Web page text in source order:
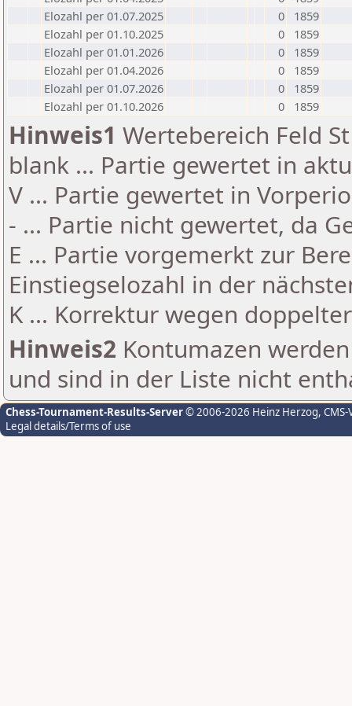
Elozahl per 01.07.2025
0
1859
Elozahl per 01.10.2025
0
1859
Elozahl per 01.01.2026
0
1859
Elozahl per 01.04.2026
0
1859
Elozahl per 01.07.2026
0
1859
Elozahl per 01.10.2026
0 1859
Hinweis1 Wertebereich Feld
blank ... Partie gewertet in
V ... Partie gewertet in
- ... Partie nicht gewertet, da
E ... Partie vorgemerkt zur
Einstiegselozahl in der
K ... Korrektur wegen
Hinweis2 Kontumazen
und sind in der Liste nicht
Chess-Tournament-Results-Server© 2006-2026 Heinz Herzog,
Legal details/Terms of use